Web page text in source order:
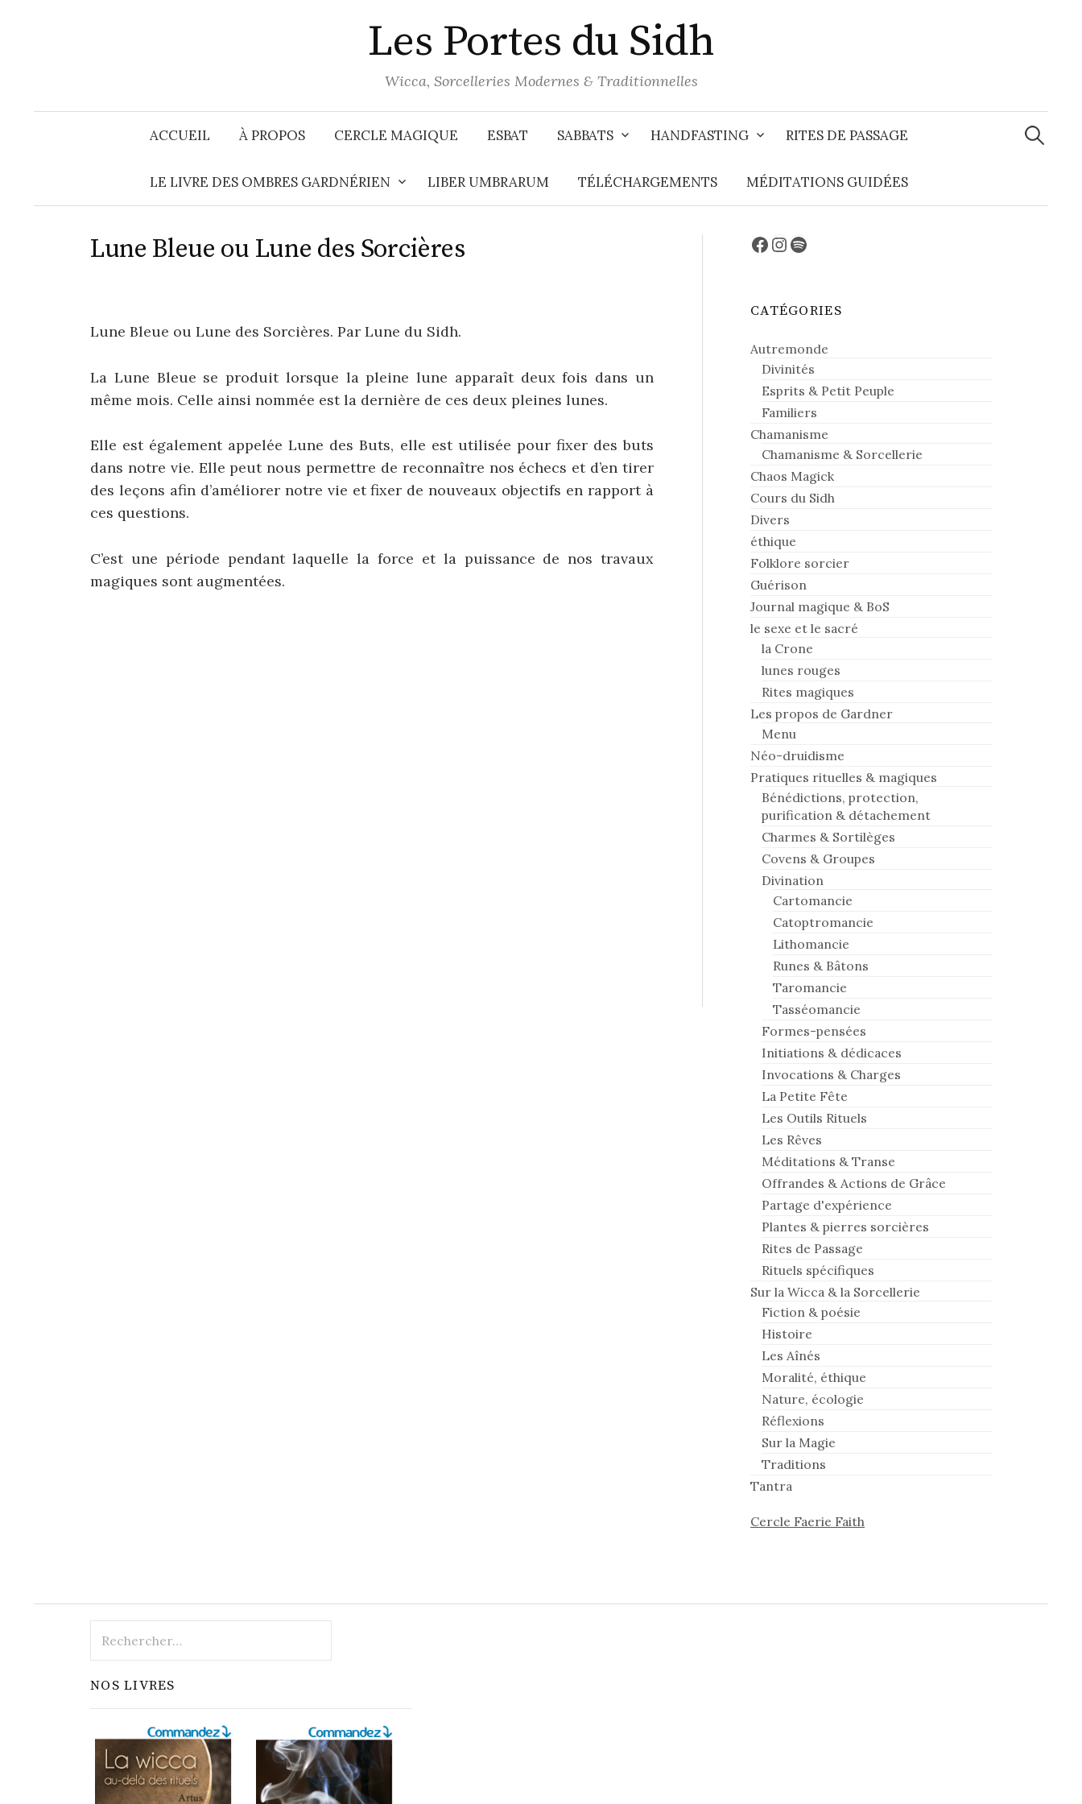
Les Portes du Sidh
Wicca, Sorcelleries Modernes & Traditionnelles
ACCUEIL À PROPOS CERCLE MAGIQUE ESBAT SABBATS HANDFASTING RITES DE PASSAGE
LE LIVRE DES OMBRES GARDNÉRIEN LIBER UMBRARUM TÉLÉCHARGEMENTS MÉDITATIONS GUIDÉES
Lune Bleue ou Lune des Sorcières
Lune Bleue ou Lune des Sorcières. Par Lune du Sidh.
La Lune Bleue se produit lorsque la pleine lune apparaît deux fois dans un
même mois. Celle ainsi nommée est la dernière de ces deux pleines lunes.
Elle est également appelée Lune des Buts, elle est utilisée pour fixer des buts
dans notre vie. Elle peut nous permettre de reconnaître nos échecs et d’en tirer
des leçons afin d’améliorer notre vie et fixer de nouveaux objectifs en rapport à
ces questions.
C’est une période pendant laquelle la force et la puissance de nos travaux
magiques sont augmentées.
Facebook
Instagram
Spotify
CATÉGORIES
Autremonde
Divinités
Esprits & Petit Peuple
Familiers
Chamanisme
Chamanisme & Sorcellerie
Chaos Magick
Cours du Sidh
Divers
éthique
Folklore sorcier
Guérison
Journal magique & BoS
le sexe et le sacré
la Crone
lunes rouges
Rites magiques
Les propos de Gardner
Menu
Néo-druidisme
Pratiques rituelles & magiques
Bénédictions, protection,
purification & détachement
Charmes & Sortilèges
Covens & Groupes
Divination
Cartomancie
Catoptromancie
Lithomancie
Runes & Bâtons
Taromancie
Tasséomancie
Formes-pensées
Initiations & dédicaces
Invocations & Charges
La Petite Fête
Les Outils Rituels
Les Rêves
Méditations & Transe
Offrandes & Actions de Grâce
Partage d'expérience
Plantes & pierres sorcières
Rites de Passage
Rituels spécifiques
Sur la Wicca & la Sorcellerie
Fiction & poésie
Histoire
Les Aînés
Moralité, éthique
Nature, écologie
Réflexions
Sur la Magie
Traditions
Tantra
Cercle Faerie Faith
NOS LIVRES